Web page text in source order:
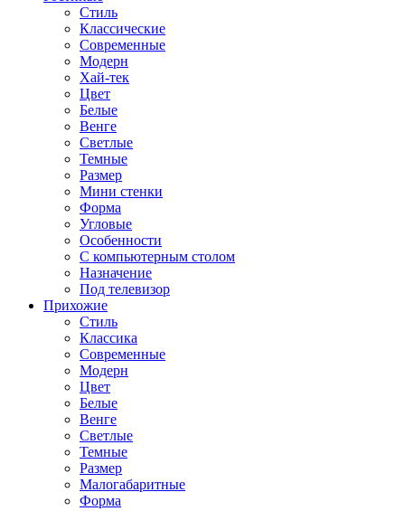
Стиль
Классические
Современные
Модерн
Хай-тек
Цвет
Белые
Венге
Светлые
Темные
Размер
Мини стенки
Форма
Угловые
Особенности
С компьютерным столом
Назначение
Под телевизор
Прихожие
Стиль
Классика
Современные
Модерн
Цвет
Белые
Венге
Светлые
Темные
Размер
Малогабаритные
Форма